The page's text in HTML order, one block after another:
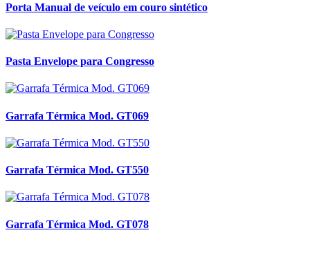
Porta Manual de veículo em couro sintético
Pasta Envelope para Congresso
Garrafa Térmica Mod. GT069
Garrafa Térmica Mod. GT550
Garrafa Térmica Mod. GT078